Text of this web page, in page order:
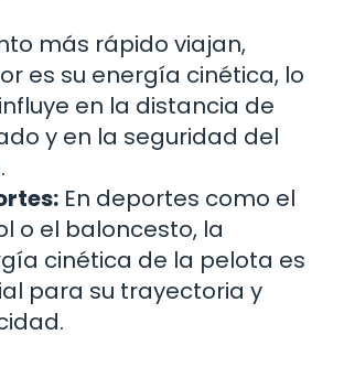
más rápido viajan,
es su energía cinética, lo
en la distancia de
y en la seguridad del
En deportes como el
o el baloncesto, la
cinética de la pelota es
para su trayectoria y